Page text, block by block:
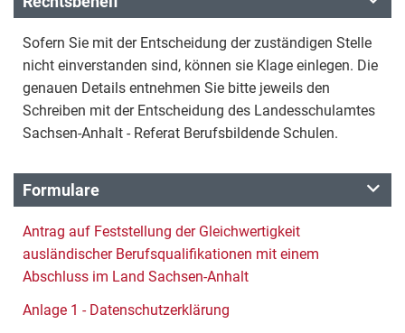
Sofern Sie mit der Entscheidung der zuständigen Stelle
nicht einverstanden sind, können sie Klage einlegen. Die
genauen Details entnehmen Sie bitte jeweils den
Schreiben mit der Entscheidung des Landesschulamtes
Sachsen-Anhalt - Referat Berufsbildende Schulen.
Formulare
Antrag auf Feststellung der Gleichwertigkeit
ausländischer Berufsqualifikationen mit einem
Abschluss im Land Sachsen-Anhalt
Anlage 1 - Datenschutzerklärung